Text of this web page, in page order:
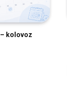
kolovoz